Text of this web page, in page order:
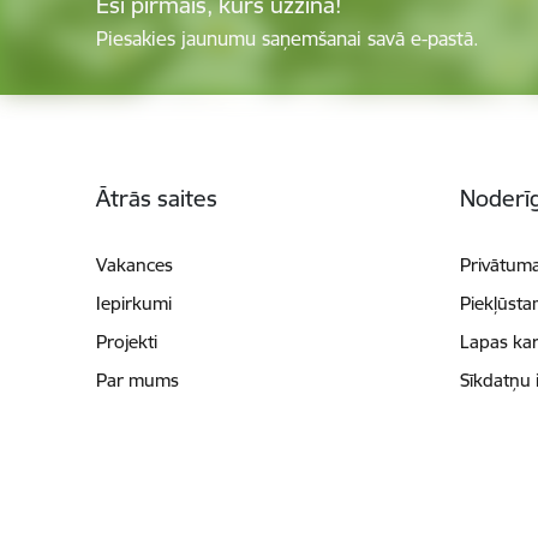
Piesakies jaunumu saņemšanai savā e-pastā.
Ātrās saites
Vakances
Iepirkumi
Projekti
Par mums
Lapas
Sīkdatņu